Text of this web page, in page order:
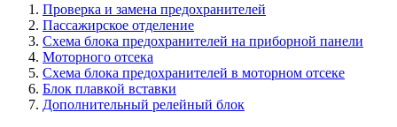
Проверка и замена предохранителей
Пассажирское отделение
Схема блока предохранителей на приборной панели
Моторного отсека
Схема блока предохранителей в моторном отсеке
Блок плавкой вставки
Дополнительный релейный блок